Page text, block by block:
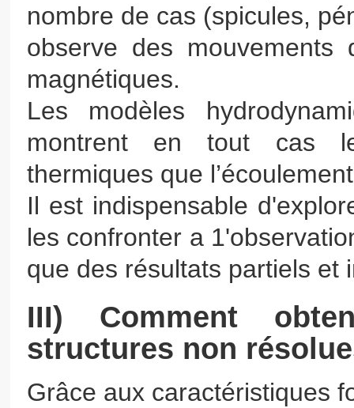
nombre de cas (spicules,
observe des
magnétiques.
Les modèles
montrent en tout cas
thermiques que
Il est indispensable
les confronter a
que des résultats partiels et
III) Comment
structures non
Grâce aux caractéristiques